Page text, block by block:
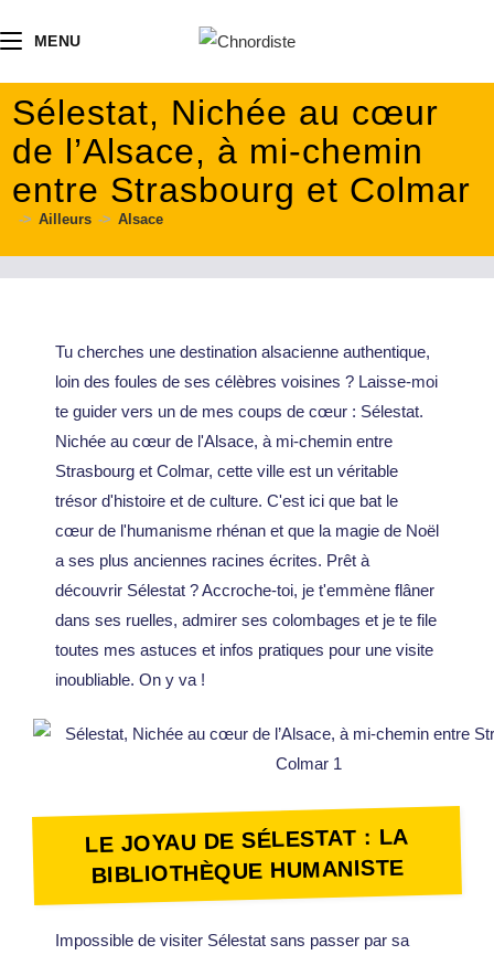
principal
MENU
Sélestat, Nichée au cœur
de l’Alsace, à mi-chemin
entre Strasbourg et Colmar
-> Ailleurs -> Alsace
Tu cherches une destination alsacienne authentique,
loin des foules de ses célèbres voisines ? Laisse-moi
te guider vers un de mes coups de cœur : Sélestat.
Nichée au cœur de l'Alsace, à mi-chemin entre
Strasbourg et Colmar, cette ville est un véritable
trésor d'histoire et de culture. C'est ici que bat le
cœur de l'humanisme rhénan et que la magie de Noël
a ses plus anciennes racines écrites. Prêt à
découvrir Sélestat ? Accroche-toi, je t'emmène flâner
dans ses ruelles, admirer ses colombages et je te file
toutes mes astuces et infos pratiques pour une visite
inoubliable. On y va !
LE JOYAU DE SÉLESTAT : LA
BIBLIOTHÈQUE HUMANISTE
Impossible de visiter Sélestat sans passer par sa